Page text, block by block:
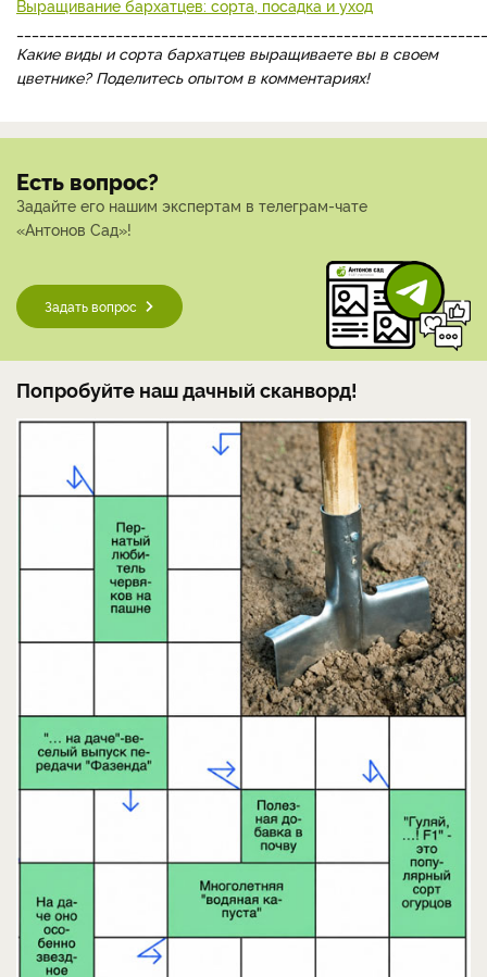
Выращивание бархатцев: сорта, посадка и уход
Какие виды и сорта бархатцев выращиваете вы в своем
цветнике? Поделитесь опытом в комментариях!
Есть вопрос?
Задайте его нашим экспертам в телеграм-чате
«Антонов Сад»!
Задать вопрос
Попробуйте наш дачный сканворд!